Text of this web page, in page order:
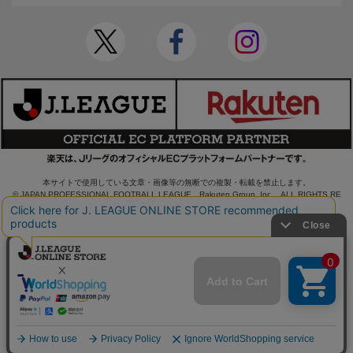
本サイトで使用している文章・画像等の無断での複製・転載を禁止します。
© JAPAN PROFESSIONAL FOOTBALL LEAGUE Rakuten Group, Inc. ALL RIGHTS RE
SERVED.